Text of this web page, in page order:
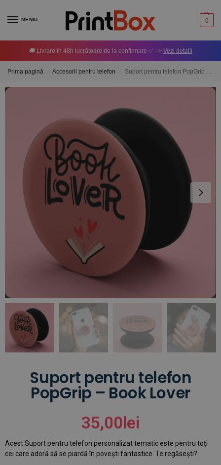
MENIU 0
🚚 Livrare în 48h lucrătoare de la confirmare ✅ –> Vezi detalii
Prima pagină Accesorii pentru telefon Suport pentru telefon PopGrip – Book Lover
Suport pentru telefon
PopGrip – Book Lover
35,00lei
Acest Suport pentru telefon personalizat tematic este pentru toți
cei care adoră să se piardă în povești fantastice. Te regăsești?